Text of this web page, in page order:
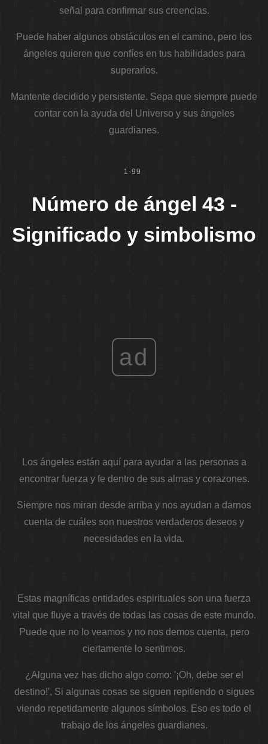
señal para confirmar sus creencias.
Puede haber algunos obstáculos en el camino, pero los
ángeles quieren que confíes en tus habilidades para
superarlos.
Mantente decidido y persistente. Sepa que siempre puede
contar con la ayuda del Universo y sus ángeles
guardianes.
1-99
Número de ángel 43 -
Significado y simbolismo
ad
Los ángeles están aquí para ayudar a las personas a
encontrar fuerza y ​​fe dentro de sus almas y corazones.
Siempre nos miran desde arriba y nos ayudan a darnos
cuenta de cuáles son nuestros verdaderos deseos y
necesidades en la vida.
Estas magníficas entidades espirituales son una fuerza
vital que fluye a través de todas las cosas de este mundo.
Puede que no lo veamos y no nos demos cuenta, pero
ciertamente lo sentimos.
¿Alguna vez has dicho algo como: '¡Oh, debe ser el
destino!', Si algunas cosas se siguen repitiendo o sigues
viendo repetidamente algunos símbolos. Eso es todo el
trabajo de los ángeles guardianes.